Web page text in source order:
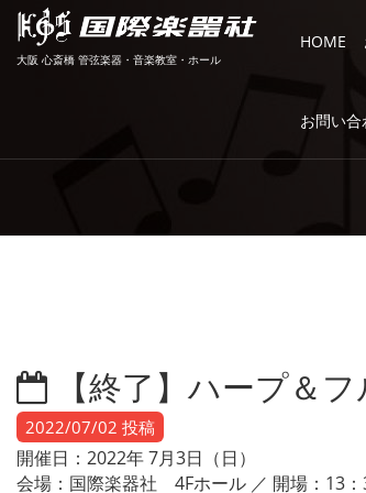
大阪 心斎橋 管弦楽器・音楽教室・ホール
HOME
お問い合
【終了】ハープ＆
2022/07/02 投稿
開催日：2022年 7月3日（日）
会場：国際楽器社 4Fホール ／ 開場：13